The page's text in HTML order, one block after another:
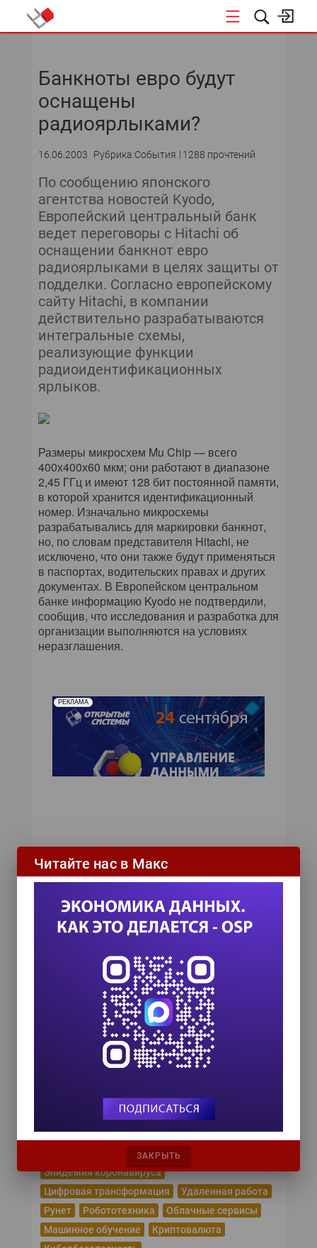
ТЕКУЩИЙ НОМЕР
Банкноты евро будут
оснащены
радиоярлыками?
16.06.2003 Рубрика:События 1288 прочтений
По сообщению японского
агентства новостей Kyodo,
Европейский центральный банк
ведет переговоры с Hitachi об
оснащении банкнот евро
радиоярлыками в целях защиты от
подделки. Согласно европейскому
сайту Hitachi, в компании
действительно разрабатываются
интегральные схемы,
реализующие функции
радиоидентификационных
ярлыков.
Размеры микросхем Mu Chip — всего
400х400х60 мкм; они работают в диапазоне
2,45 ГГц и имеют 128 бит постоянной памяти,
в которой хранится идентификационный
номер. Изначально микросхемы
разрабатывались для маркировки банкнот,
но, по словам представителя Hitachi, не
исключено, что они также будут применяться
в паспортах, водительских правах и других
документах. В Европейском центральном
банке информацию Kyodo не подтвердили,
сообщив, что исследования и разработка для
организации выполняются на условиях
неразглашения.
РЕКЛАМА
ИТ-календарь
III Международный технологический конгресс
8 сентября 2026
TEAM LEAD TODAY 2026
10 сентября 2026
Форум ProcessTech
18 сентября 2026
Управление данными 2026
24 сентября 2026
8 октября 2026
Популярные теги
Эпидемия коронавируса
Цифровая трансформация
Удаленная работа
Рунет
Робототехника
Облачные сервисы
Машинное обучение
Криптовалюта
Читайте нас в Макс
ЗАКРЫТЬ